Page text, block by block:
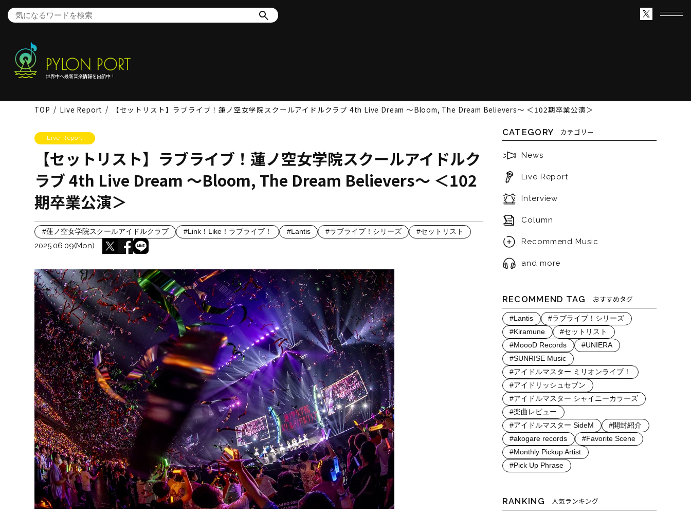
世界中へ最新音楽情報を出航中！
TOP Live Report 【セットリスト】ラブライブ！蓮ノ空女学院スクールアイドルクラブ 4th Live Dream ～Bloom, The Dream Believers～ ＜102期卒業公演＞
Live Report
【セットリスト】ラブライブ！蓮ノ空女学院スクールアイドルク
ラブ 4th Live Dream ～Bloom, The Dream Believers～ ＜102
期卒業公演＞
#蓮ノ空女学院スクールアイドルクラブ #Link！Like！ラブライブ！ #Lantis #ラブライブ！シリーズ #セットリスト
2025.06.09(Mon)
CATEGORY カテゴリー
News
Live Report
Interview
Column
Recommend Music
and more
RECOMMEND TAG おすすめタグ
#Lantis
#ラブライブ！シリーズ
#Kiramune
#セットリスト
#MoooD Records
#UNIERA
#SUNRISE Music
#アイドルマスター ミリオンライブ！
#アイドリッシュセブン
#アイドルマスター シャイニーカラーズ
#楽曲レビュー
#アイドルマスター SideM
#開封紹介
#akogare records
#Favorite Scene
#Monthly Pickup Artist
#Pick Up Phrase
RANKING 人気ランキング